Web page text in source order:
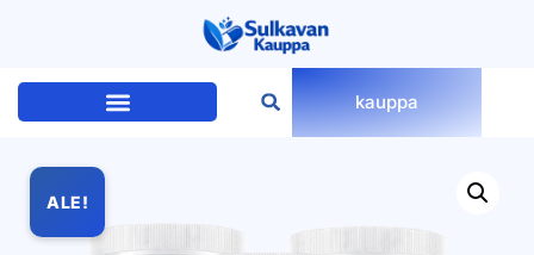
kauppa
ALE!